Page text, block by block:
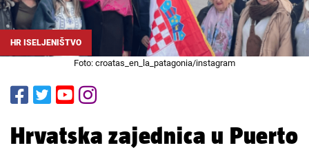
HR ISELJENIŠTVO
Foto: croatas_en_la_patagonia/instagram
Hrvatska zajednica u Puerto